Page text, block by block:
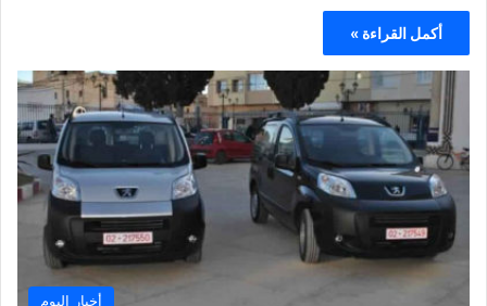
أكمل القراءة »
أخبار اليوم